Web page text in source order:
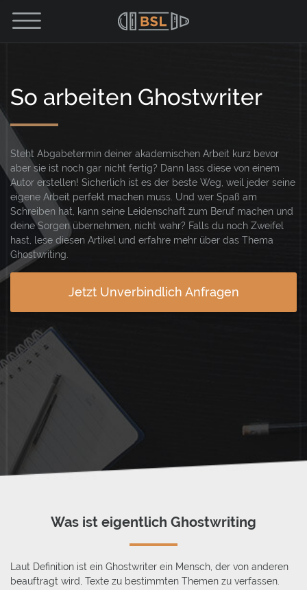
So arbeiten Ghostwriter
Steht Abgabetermin deiner akademischen Arbeit kurz bevor
aber sie ist noch gar nicht fertig? Dann lass diese von einem
Autor erstellen! Sicherlich ist es der beste Weg, weil jeder seine
eigene Arbeit perfekt machen muss. Und wer Spaß am
Schreiben hat, kann seine Leidenschaft zum Beruf machen und
deine Sorgen übernehmen, nicht wahr? Falls du noch Zweifel
hast, lese diesen Artikel und erfahre mehr über das Thema
Ghostwriting.
Jetzt Unverbindlich Anfragen
Was ist eigentlich Ghostwriting
Laut Definition ist ein Ghostwriter ein Mensch, der von anderen
beauftragt wird, Texte zu bestimmten Themen zu verfassen.